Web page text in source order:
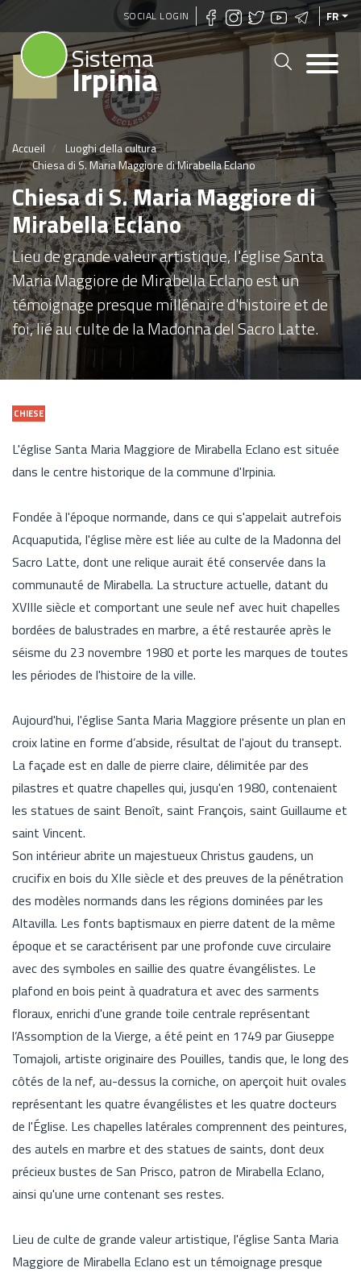
Aller
au
contenu
SOCIAL LOGIN FR
Sistema
Irpinia
Accueil
Luoghi della cultura
Chiesa di S. Maria Maggiore di Mirabella Eclano
Chiesa di S. Maria Maggiore di
Mirabella Eclano
Lieu de grande valeur artistique, l'église Santa
Maria Maggiore de Mirabella Eclano est un
témoignage presque millénaire d'histoire et de
foi, lié au culte de la Madonna del Sacro Latte.
CHIESE
L'église Santa Maria Maggiore de Mirabella Eclano est située
dans le centre historique de la commune d'Irpinia.
Fondée à l'époque normande, dans ce qui s'appelait autrefois
Acquaputida, l'église mère est liée au culte de la Madonna del
Sacro Latte, dont une relique aurait été conservée dans la
communauté de Mirabella. La structure actuelle, datant du
XVIIIe siècle et comportant une seule nef avec huit chapelles
bordées de balustrades en marbre, a été restaurée après le
séisme du 23 novembre 1980 et porte les marques de toutes
les périodes de l'histoire de la ville.
Aujourd'hui, l'église Santa Maria Maggiore présente un plan en
croix latine en forme d’abside, résultat de l'ajout du transept.
La façade est en dalle de pierre claire, délimitée par des
pilastres et quatre chapelles qui, jusqu'en 1980, contenaient
les statues de saint Benoît, saint François, saint Guillaume et
saint Vincent.
Son intérieur abrite un majestueux Christus gaudens, un
crucifix en bois du XIIe siècle et des preuves de la pénétration
des modèles normands dans les régions dominées par les
Altavilla. Les fonts baptismaux en pierre datent de la même
époque et se caractérisent par une profonde cuve circulaire
avec des symboles en saillie des quatre évangélistes. Le
plafond en bois peint à quadratura et avec des sarments
floraux, enrichi d'une grande toile centrale représentant
l’Assomption de la Vierge, a été peint en 1749 par Giuseppe
Tomajoli, artiste originaire des Pouilles, tandis que, le long des
côtés de la nef, au-dessus la corniche, on aperçoit huit ovales
représentant les quatre évangélistes et les quatre docteurs
de l'Église. Les chapelles latérales comprennent des peintures,
des autels en marbre et des statues de saints, dont deux
précieux bustes de San Prisco, patron de Mirabella Eclano,
ainsi qu'une urne contenant ses restes.
Lieu de culte de grande valeur artistique, l'église Santa Maria
Maggiore de Mirabella Eclano est un témoignage presque